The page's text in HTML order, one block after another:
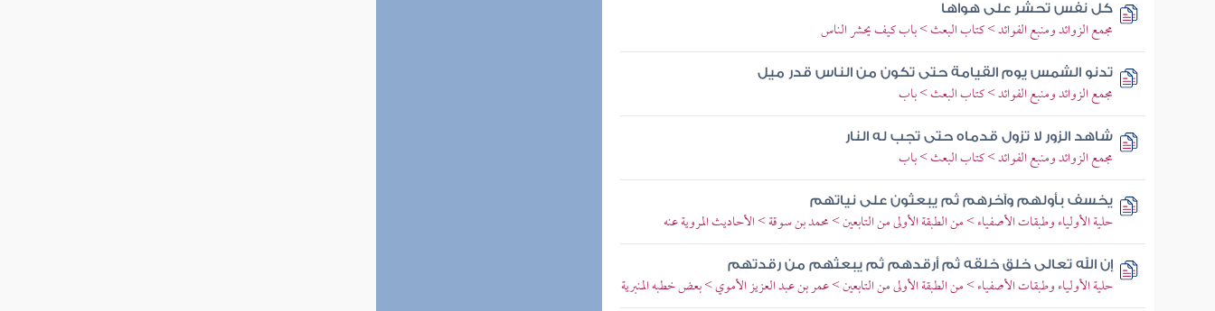
كل نفس تحشر على هواها
مجمع الزوائد ومنبع الفوائد > كتاب البعث > باب كيف يحشر الناس
تدنو الشمس يوم القيامة حتى تكون من الناس قدر ميل
مجمع الزوائد ومنبع الفوائد > كتاب البعث > باب
شاهد الزور لا تزول قدماه حتى تجب له النار
مجمع الزوائد ومنبع الفوائد > كتاب البعث > باب
يخسف بأولهم وآخرهم ثم يبعثون على نياتهم
حلية الأولياء وطبقات الأصفياء > من الطبقة الأولى من التابعين > محمد بن سوقة > الأحاديث المروية عنه
إن الله تعالى خلق خلقه ثم أرقدهم ثم يبعثهم من رقدتهم
حلية الأولياء وطبقات الأصفياء > من الطبقة الأولى من التابعين > عمر بن عبد العزيز الأموي > بعض خطبه المنبرية